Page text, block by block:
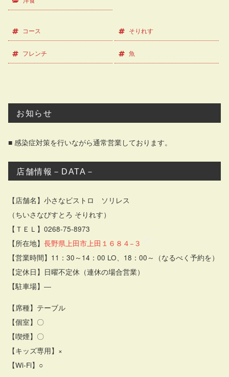
コース そりれす
フレンチ 魚
お知らせ
■ 感染症対策を行いながら通常営業しております。
店舗情報－DATA－
【店舗名】小さなビストロ ソリレス
（ちいさなびすとろ そりれす）
【ＴＥＬ】0268-75-8973
【所在地】 長野県上田市上田１６８４−３
【営業時間】11：30～14：00 LO、18：00～（なるべく予約を）
【定休日】日曜不定休（連休の場合営業）
【駐車場】―
【席種】テーブル
【個室】〇
【喫煙】〇
【キッズ専用】×
【Wi-Fi】○